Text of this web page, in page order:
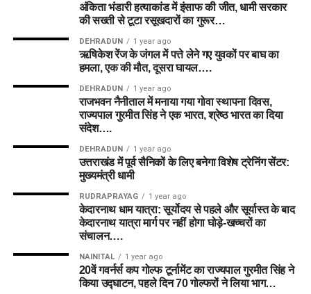
अंकिता भंडारी हत्याकांड में इंसाफ की जीत, धामी सरकार
की सख्ती से टूटा रसूखदारों का गुरूर…
DEHRADUN 1 year ago
ऋषिकेश रेंज के जंगल में पत्ते लेने गए युवकों पर बाघ का
हमला, एक की मौत, दूसरा घायल….
DEHRADUN 1 year ago
राजभवन नैनीताल में मनाया गया गोवा स्थापना दिवस,
राज्यपाल गुरमीत सिंह ने एक भारत, श्रेष्ठ भारत का दिया
संदेश….
DEHRADUN 1 year ago
उत्तराखंड में पूर्व सैनिकों के लिए बनेगा विशेष ट्रेनिंग सेंटर:
मुख्यमंत्री धामी
RUDRAPRAYAG 1 year ago
केदारनाथ धाम यात्रा: सूर्योदय से पहले और सूर्यास्त के बाद
केदारनाथ यात्रा मार्ग पर नहीं होगा घोड़े-खच्चरों का
संचालन….
NAINITAL 1 year ago
20वें गवर्नर्स कप गोल्फ टूर्नामेंट का राज्यपाल गुरमीत सिंह ने
किया उद्घाटन, पहले दिन 70 गोल्फरों ने लिया भाग…